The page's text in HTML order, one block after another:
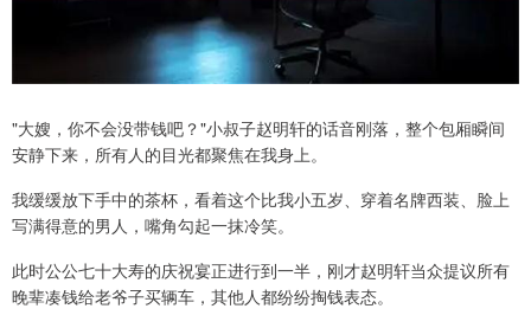
"大嫂，你不会没带钱吧？"小叔子赵明轩的话音刚落，整个包厢瞬间
安静下来，所有人的目光都聚焦在我身上。
我缓缓放下手中的茶杯，看着这个比我小五岁、穿着名牌西装、脸上
写满得意的男人，嘴角勾起一抹冷笑。
此时公公七十大寿的庆祝宴正进行到一半，刚才赵明轩当众提议所有
晚辈凑钱给老爷子买辆车，其他人都纷纷掏钱表态。